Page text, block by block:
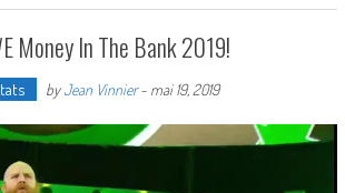
Money In The Bank 2019!
byJean Vinnier- mai 19, 2019